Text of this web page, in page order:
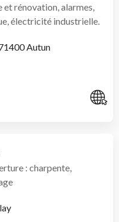
rénovation, alarmes,
électricité industrielle.
Autun
: charpente,